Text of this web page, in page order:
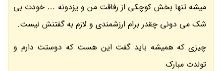
میشه تنها بخش کوچکی از رفاقت من و یزدونه … خودت بی
شک می دونی چقدر برام ارزشمندی و لازم به گفتنش نیست.
چیزی که همیشه باید گفت این هست که دوستت دارم و
تولدت مبارک